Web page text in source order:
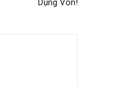
Dụng Vốn!